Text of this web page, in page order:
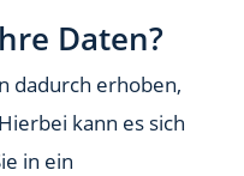
Daten?
dadurch erhoben,
kann es sich
in ein